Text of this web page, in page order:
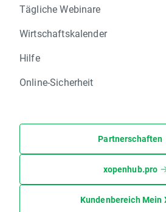
Tägliche Webinare
Wirtschaftskalender
Hilfe
Online-Sicherheit
Partnerschaften
xopenhub.pro
Kundenbereich Mein